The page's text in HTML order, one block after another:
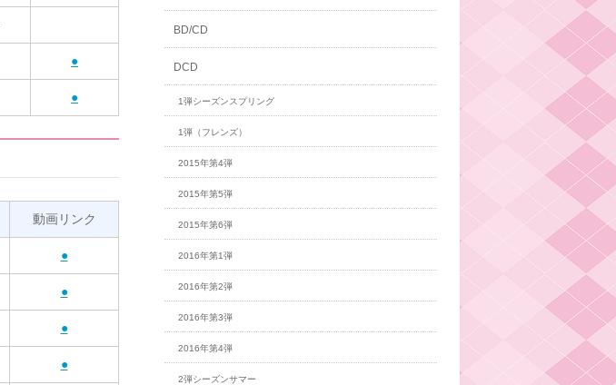
●
●
動画リンク
●
●
●
●
BD/CD
DCD
1弾シーズンスプリング
1弾（フレンズ）
2015年第4弾
2015年第5弾
2015年第6弾
2016年第1弾
2016年第2弾
2016年第3弾
2016年第4弾
2弾シーズンサマー